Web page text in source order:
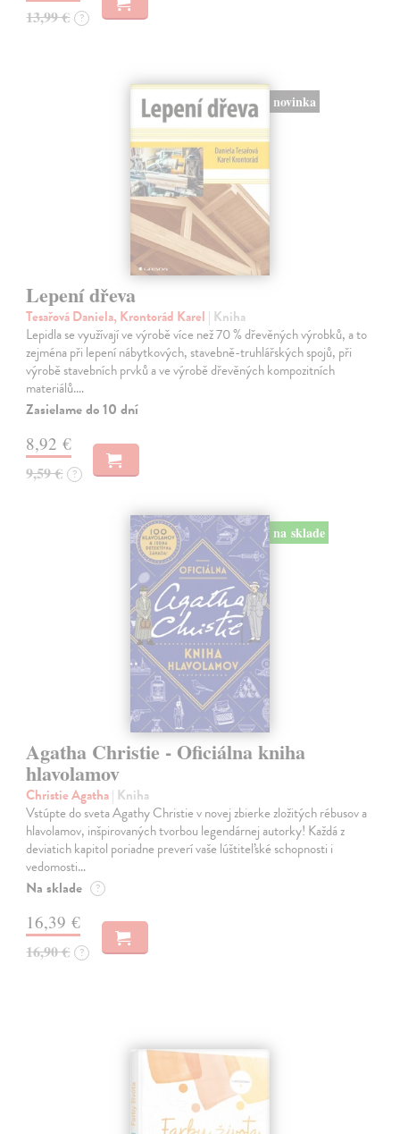
13,99 € ?
novinka
Lepení dřeva
Tesařová Daniela, Krontorád Karel | Kniha
Lepidla se využívají ve výrobě více než 70 % dřevěných výrobků, a to
zejména při lepení nábytkových, stavebně-truhlářských spojů, při
výrobě stavebních prvků a ve výrobě dřevěných kompozitních
materiálů.…
Zasielame do 10 dní
8,92 €
9,59 € ?
na sklade
Agatha Christie - Oficiálna kniha
hlavolamov
Christie Agatha| Kniha
Vstúpte do sveta Agathy Christie v novej zbierke zložitých rébusov a
hlavolamov, inšpirovaných tvorbou legendárnej autorky! Každá z
deviatich kapitol poriadne preverí vaše lúštiteľské schopnosti i
vedomosti…
Na sklade ?
16,39 €
16,90 € ?